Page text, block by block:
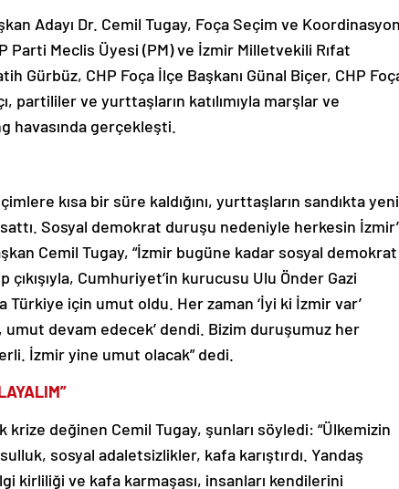
Parti Meclis Üyesi (PM) ve İzmir Milletvekili Rıfat
Gürbüz, CHP Foça İlçe Başkanı Günal Biçer, CHP Foça
partililer ve yurttaşların katılımıyla marşlar ve
havasında gerçekleşti.
Sosyal demokrat duruşu nedeniyle herkesin İzmir’i
Cemil Tugay, “İzmir bugüne kadar sosyal demokrat
Cumhuriyet’in kurucusu Ulu Önder Gazi
Türkiye için umut oldu. Her zaman ‘İyi ki İzmir var’
devam edecek’ dendi. Bizim duruşumuz her
İzmir yine umut olacak” dedi.
sosyal adaletsizlikler, kafa karıştırdı. Yandaş
kirliliği ve kafa karmaşası, insanları kendilerini